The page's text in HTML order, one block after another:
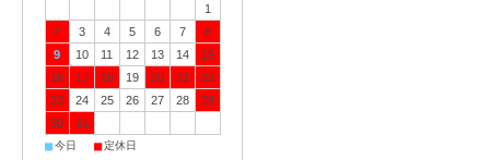
1
2
3 4 5 6 7
8
9
10 11 12 13 14
15
16
17 18 19 20 21
22
23
24 25 26 27 28
29
30
31
■今日 ■定休日